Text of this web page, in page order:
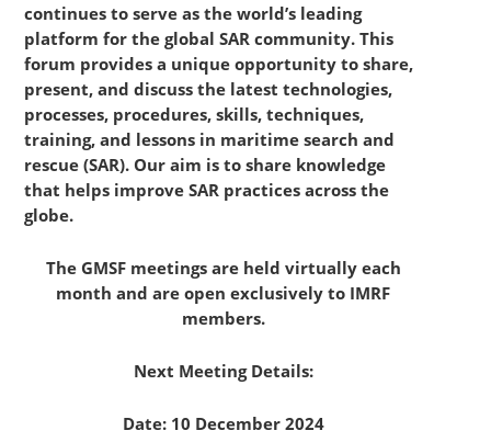
continues to serve as the world’s leading
platform for the global SAR community. This
forum provides a unique opportunity to share,
present, and discuss the latest technologies,
processes, procedures, skills, techniques,
training, and lessons in maritime search and
rescue (SAR). Our aim is to share knowledge
that helps improve SAR practices across the
globe.
The GMSF meetings are held virtually each
month and are open exclusively to IMRF
members.
Next Meeting Details:
Date: 10 December 2024